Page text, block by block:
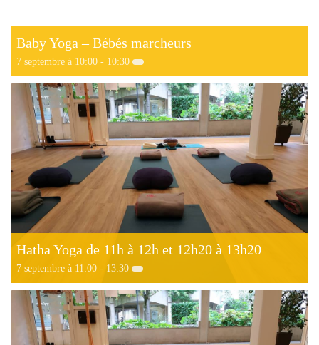
Baby Yoga – Bébés marcheurs
7 septembre à 10:00 - 10:30
Hatha Yoga de 11h à 12h et 12h20 à 13h20
7 septembre à 11:00 - 13:30